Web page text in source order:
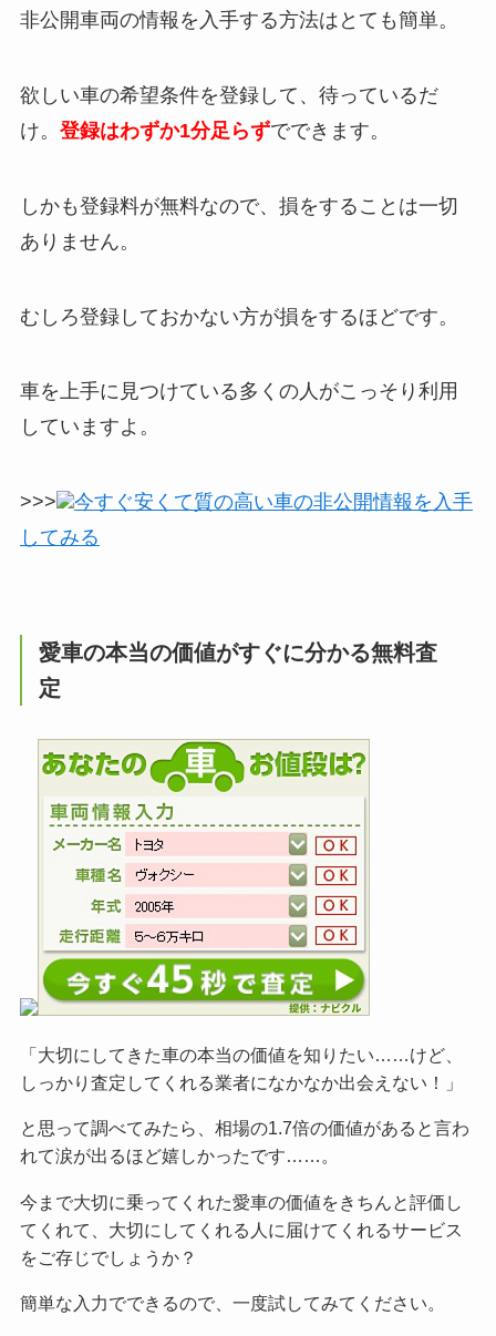
非公開車両の情報を入手する方法はとても簡単。
欲しい車の希望条件を登録して、待っているだ
け。 登録はわずか1分足らずでできます。
しかも登録料が無料なので、損をすることは一切
ありません。
むしろ登録しておかない方が損をするほどです。
車を上手に見つけている多くの人がこっそり利用
していますよ。
>>>
今すぐ安くて質の高い車の非公開情報を入手
してみる
愛車の本当の価値がすぐに分かる無料査
定
「大切にしてきた車の本当の価値を知りたい……けど、
しっかり査定してくれる業者になかなか出会えない！」
と思って調べてみたら、相場の1.7倍の価値があると言わ
れて涙が出るほど嬉しかったです……。
今まで大切に乗ってくれた愛車の価値をきちんと評価し
てくれて、大切にしてくれる人に届けてくれるサービス
をご存じでしょうか？
簡単な入力でできるので、一度試してみてください。